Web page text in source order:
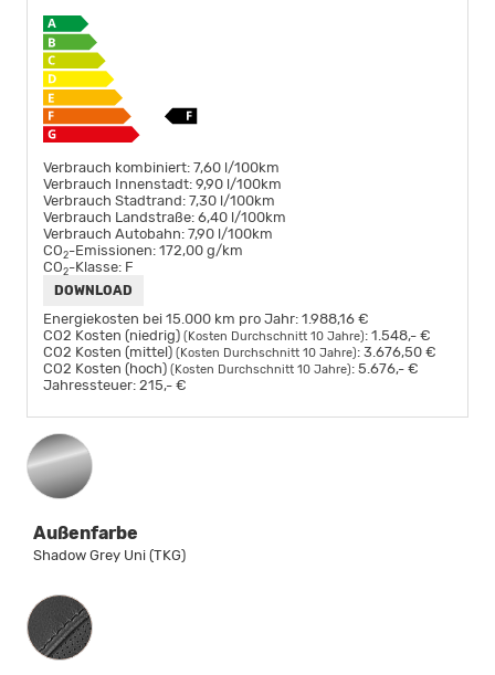
Verbrauch kombiniert: 7,60 l/100km
Verbrauch Innenstadt: 9,90 l/100km
Verbrauch Stadtrand: 7,30 l/100km
Verbrauch Landstraße: 6,40 l/100km
Verbrauch Autobahn: 7,90 l/100km
CO2-Emissionen: 172,00 g/km
CO2-Klasse: F
DOWNLOAD
Energiekosten bei 15.000 km pro Jahr: 1.988,16 €
CO2 Kosten (niedrig) (Kosten Durchschnitt 10 Jahre): 1.548,- €
CO2 Kosten (mittel) (Kosten Durchschnitt 10 Jahre): 3.676,50 €
CO2 Kosten (hoch) (Kosten Durchschnitt 10 Jahre): 5.676,- €
Jahressteuer: 215,- €
Außenfarbe
Shadow Grey Uni (TKG)
Innenausstattung